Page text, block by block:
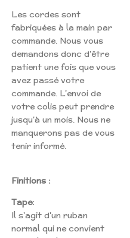
Les cordes sont
fabriquées à la main par
commande. Nous vous
demandons donc d'être
patient une fois que vous
avez passé votre
commande. L'envoi de
votre colis peut prendre
jusqu'à un mois. Nous ne
manquerons pas de vous
tenir informé.
Finitions :
Tape:
Il s'agit d'un ruban
normal qui ne convient